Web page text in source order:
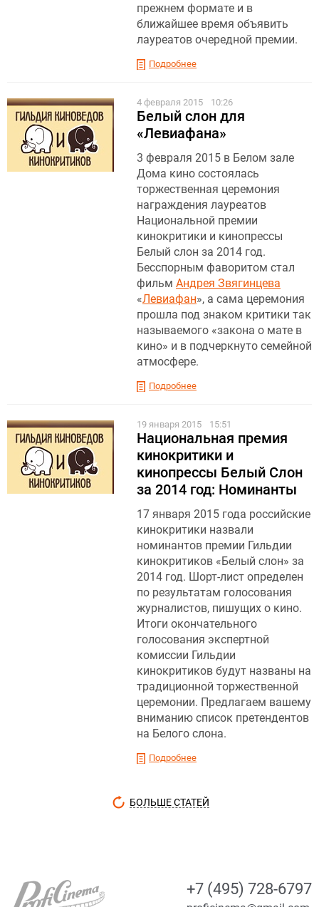
прежнем формате и в
ближайшее время объявить
лауреатов очередной премии.
Подробнее
4 февраля 2015 10:26
Белый слон для
«Левиафана»
3 февраля 2015 в Белом зале
Дома кино состоялась
торжественная церемония
награждения лауреатов
Национальной премии
кинокритики и кинопрессы
Белый слон за 2014 год.
Бесспорным фаворитом стал
фильм Андрея Звягинцева
«Левиафан», а сама церемония
прошла под знаком критики так
называемого «закона о мате в
кино» и в подчеркнуто семейной
атмосфере.
Подробнее
19 января 2015 15:51
Национальная премия
кинокритики и
кинопрессы Белый Слон
за 2014 год: Номинанты
17 января 2015 года российские
кинокритики назвали
номинантов премии Гильдии
кинокритиков «Белый слон» за
2014 год. Шорт-лист определен
по результатам голосования
журналистов, пишущих о кино.
Итоги окончательного
голосования экспертной
комиссии Гильдии
кинокритиков будут названы на
традиционной торжественной
церемонии. Предлагаем вашему
вниманию список претендентов
на Белого слона.
Подробнее
БОЛЬШЕ СТАТЕЙ
+7 (495) 728-6797